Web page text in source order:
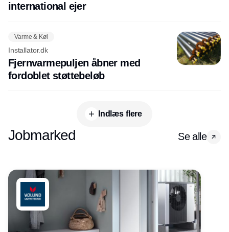
international ejer
Varme & Køl
Installator.dk
Fjernvarmepuljen åbner med
fordoblet støttebeløb
Indlæs flere
Jobmarked Se alle